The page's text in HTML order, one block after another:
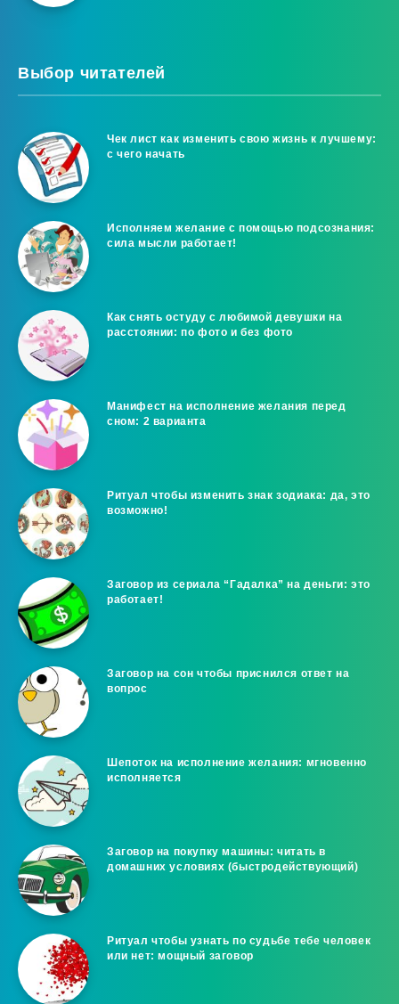
Выбор читателей
Чек лист как изменить свою жизнь к лучшему:
с чего начать
Исполняем желание с помощью подсознания:
сила мысли работает!
Как снять остуду с любимой девушки на
расстоянии: по фото и без фото
Манифест на исполнение желания перед
сном: 2 варианта
Ритуал чтобы изменить знак зодиака: да, это
возможно!
Заговор из сериала “Гадалка” на деньги: это
работает!
Заговор на сон чтобы приснился ответ на
вопрос
Шепоток на исполнение желания: мгновенно
исполняется
Заговор на покупку машины: читать в
домашних условиях (быстродействующий)
Ритуал чтобы узнать по судьбе тебе человек
или нет: мощный заговор